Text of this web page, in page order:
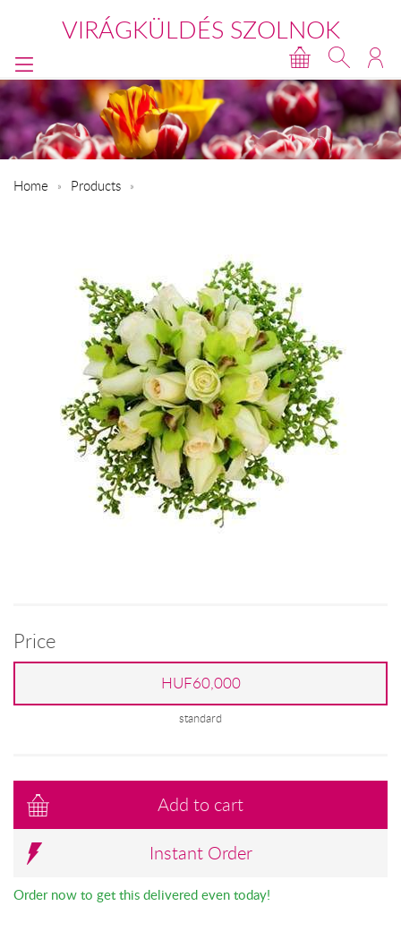
VIRÁGKÜLDÉS SZOLNOK
Home Products
Price
HUF60,000
standard
Add to cart
Instant Order
Order now to get this delivered even today!